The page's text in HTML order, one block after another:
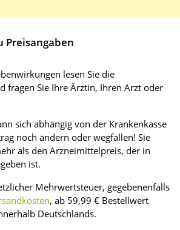
Preisangaben
lesen Sie die
fragen Sie Ihre Ärztin, Ihren Arzt oder
sich abhängig von der Krankenkasse
noch ändern oder wegfallen! Sie
als den Arzneimittelpreis, der in
ist.
Mehrwertsteuer, gegebenenfalls
, ab 59,99 € Bestellwert
Deutschlands.